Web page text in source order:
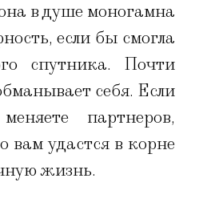
в душе моногамна
если бы смогла
спутника. Почти
себя. Если
партнеров,
вам удастся в корне
жизнь.